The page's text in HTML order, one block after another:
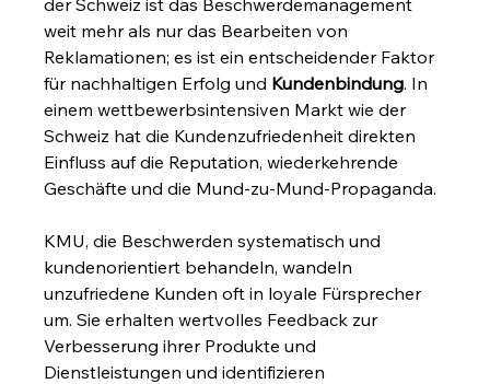
weit mehr als nur das Bearbeiten von
Reklamationen; es ist ein entscheidender Faktor
für nachhaltigen Erfolg und Kundenbindung. In
einem wettbewerbsintensiven Markt wie der
Schweiz hat die Kundenzufriedenheit direkten
Einfluss auf die Reputation, wiederkehrende
Geschäfte und die Mund-zu-Mund-Propaganda.
KMU, die Beschwerden systematisch und
kundenorientiert behandeln, wandeln
unzufriedene Kunden oft in loyale Fürsprecher
um. Sie erhalten wertvolles Feedback zur
Verbesserung ihrer Produkte und
Dienstleistungen und identifizieren